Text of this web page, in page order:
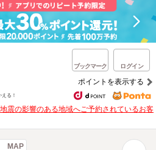
ブックマーク ログイン
ポイントを表示する
る！
震の影響のある地域へご予約されているお客
MAP